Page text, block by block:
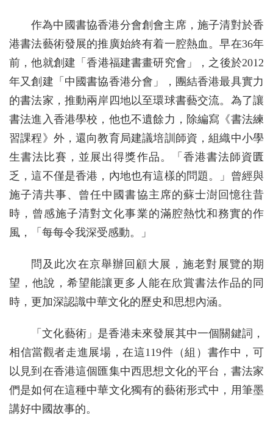
作為中國書協香港分會創會主席，施子清對於香
港書法藝術發展的推廣始終有着一腔熱血。早在36年
前，他就創建「香港福建書畫研究會」，之後於2012
年又創建「中國書協香港分會」，團結香港最具實力
的書法家，推動兩岸四地以至環球書藝交流。為了讓
書法進入香港學校，他也不遺餘力，除編寫《書法練
習課程》外，還向教育局建議培訓師資，組織中小學
生書法比賽，並展出得獎作品。「香港書法師資匱
乏，這不僅是香港，內地也有這樣的問題。」曾經與
施子清共事、曾任中國書協主席的蘇士澍回憶往昔
時，曾感施子清對文化事業的滿腔熱忱和務實的作
風，「每每令我深受感動。」
問及此次在京舉辦回顧大展，施老對展覽的期
望，他說，希望能讓更多人能在欣賞書法作品的同
時，更加深認識中華文化的歷史和思想內涵。
「文化藝術」是香港未來發展其中一個關鍵詞，
相信當觀者走進展場，在這119件（組）書作中，可
以見到在香港這個匯集中西思想文化的平台，書法家
們是如何在這種中華文化獨有的藝術形式中，用筆墨
講好中國故事的。